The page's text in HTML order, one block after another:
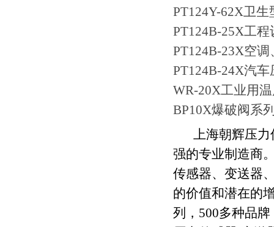
PT124Y-62X卫
PT124B-25X工
PT124B-23X空
PT124B-24X汽
WR-20X工业用
BP10X爆破阀系
上海朝辉压
强的专业制造商
传感器、变送器
的价值和潜在的
列， 500多种品